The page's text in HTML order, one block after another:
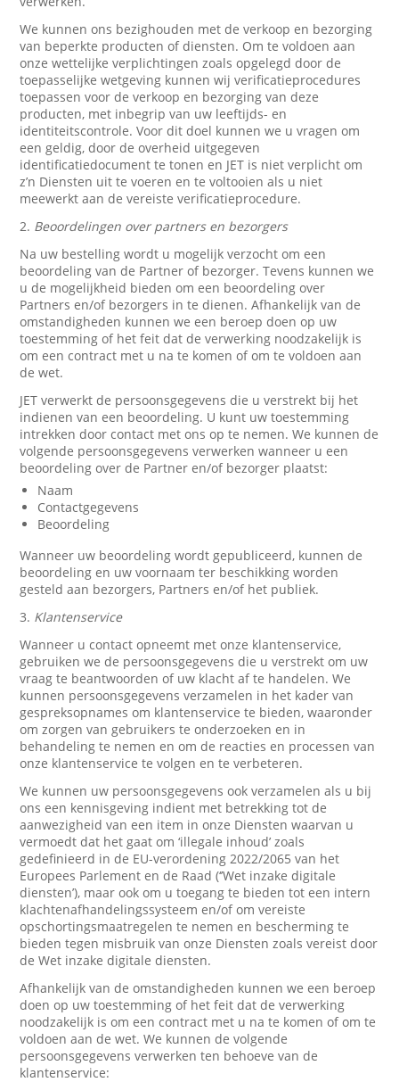
We kunnen ons bezighouden met de verkoop en bezorging
van beperkte producten of diensten. Om te voldoen aan
onze wettelijke verplichtingen zoals opgelegd door de
toepasselijke wetgeving kunnen wij verificatieprocedures
toepassen voor de verkoop en bezorging van deze
producten, met inbegrip van uw leeftijds- en
identiteitscontrole. Voor dit doel kunnen we u vragen om
een geldig, door de overheid uitgegeven
identificatiedocument te tonen en JET is niet verplicht om
z’n Diensten uit te voeren en te voltooien als u niet
meewerkt aan de vereiste verificatieprocedure.
2. Beoordelingen over partners en bezorgers
Na uw bestelling wordt u mogelijk verzocht om een
beoordeling van de Partner of bezorger. Tevens kunnen we
u de mogelijkheid bieden om een beoordeling over
Partners en/of bezorgers in te dienen. Afhankelijk van de
omstandigheden kunnen we een beroep doen op uw
toestemming of het feit dat de verwerking noodzakelijk is
om een contract met u na te komen of om te voldoen aan
de wet.
JET verwerkt de persoonsgegevens die u verstrekt bij het
indienen van een beoordeling. U kunt uw toestemming
intrekken door contact met ons op te nemen. We kunnen de
volgende persoonsgegevens verwerken wanneer u een
beoordeling over de Partner en/of bezorger plaatst:
Naam
Contactgegevens
Beoordeling
Wanneer uw beoordeling wordt gepubliceerd, kunnen de
beoordeling en uw voornaam ter beschikking worden
gesteld aan bezorgers, Partners en/of het publiek.
3. Klantenservice
Wanneer u contact opneemt met onze klantenservice,
gebruiken we de persoonsgegevens die u verstrekt om uw
vraag te beantwoorden of uw klacht af te handelen. We
kunnen persoonsgegevens verzamelen in het kader van
gespreksopnames om klantenservice te bieden, waaronder
om zorgen van gebruikers te onderzoeken en in
behandeling te nemen en om de reacties en processen van
onze klantenservice te volgen en te verbeteren.
We kunnen uw persoonsgegevens ook verzamelen als u bij
ons een kennisgeving indient met betrekking tot de
aanwezigheid van een item in onze Diensten waarvan u
vermoedt dat het gaat om ‘illegale inhoud’ zoals
gedefinieerd in de EU-verordening 2022/2065 van het
Europees Parlement en de Raad (‘’Wet inzake digitale
diensten’), maar ook om u toegang te bieden tot een intern
klachtenafhandelingssysteem en/of om vereiste
opschortingsmaatregelen te nemen en bescherming te
bieden tegen misbruik van onze Diensten zoals vereist door
de Wet inzake digitale diensten.
Afhankelijk van de omstandigheden kunnen we een beroep
doen op uw toestemming of het feit dat de verwerking
noodzakelijk is om een contract met u na te komen of om te
voldoen aan de wet. We kunnen de volgende
persoonsgegevens verwerken ten behoeve van de
klantenservice: